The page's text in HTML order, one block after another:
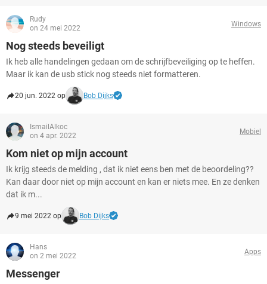
Rudy
on 24 mei 2022
Windows
Nog steeds beveiligt
Ik heb alle handelingen gedaan om de schrijfbeveiliging op te heffen.
Maar ik kan de usb stick nog steeds niet formatteren.
20 jun. 2022 op Bob Dijks
IsmailAlkoc
on 4 apr. 2022
Mobiel
Kom niet op mijn account
Ik krijg steeds de melding , dat ik niet eens ben met de beoordeling??
Kan daar door niet op mijn account en kan er niets mee. En ze denken
dat ik m...
9 mei 2022 op Bob Dijks
Hans
on 2 mei 2022
Apps
Messenger